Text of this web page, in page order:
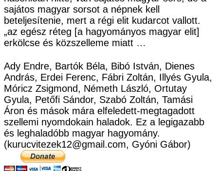
sajátos magyar sorsot a népnek kell
beteljesítenie, mert a régi elit kudarcot vallott.
„az egész réteg [a hagyományos magyar elit]
erkölcse és közszelleme miatt …
Ady Endre, Bartók Béla, Bibó István, Dienes
András, Erdei Ferenc, Fábri Zoltán, Illyés Gyula,
Móricz Zsigmond, Németh László, Ortutay
Gyula, Petőfi Sándor, Szabó Zoltán, Tamási
Áron és mások mára elfeledett-megtagadott
szellemi nyomdokain haladok. Ez a legigazabb
és leghaladóbb magyar hagyomány.
(kurucvitezek12@gmail.com, Gyóni Gábor)